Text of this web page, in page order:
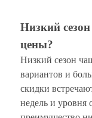
Низкий
цены?
Низкий сезон
вариантов и
скидки
недель и уровня